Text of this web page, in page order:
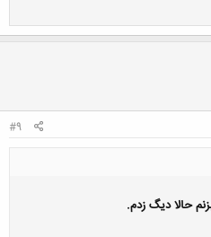
صمیمیم شمیم بود (خانوم مهندس)
#9
حالا دیگ زدم.